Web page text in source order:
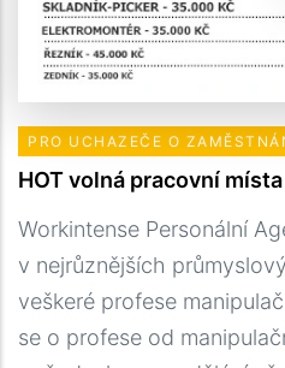
PRO UCHAZEČE O
HOT volná pracovní místa
Workintense Personální
v nejrůznějších
veškeré profese
se o profese od